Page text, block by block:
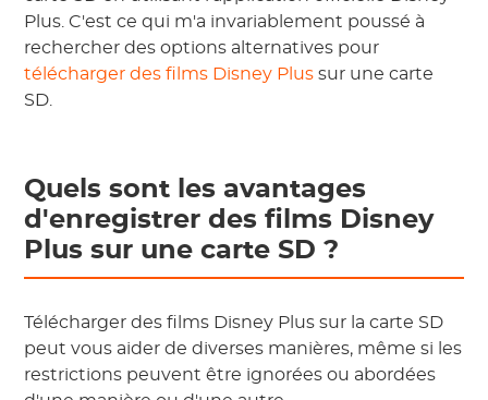
Plus. C'est ce qui m'a invariablement poussé à
rechercher des options alternatives pour
télécharger des films Disney Plus sur une carte
SD.
Quels sont les avantages
d'enregistrer des films Disney
Plus sur une carte SD ?
Télécharger des films Disney Plus sur la carte SD
peut vous aider de diverses manières, même si les
restrictions peuvent être ignorées ou abordées